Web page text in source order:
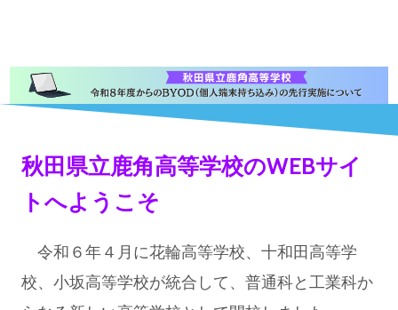
秋田県立鹿角高等学校のWEBサイ
トへようこそ
令和６年４月に花輪高等学校、十和田高等学
校、小坂高等学校が統合して、普通科と工業科か